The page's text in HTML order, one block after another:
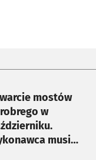
mostów
w
musi